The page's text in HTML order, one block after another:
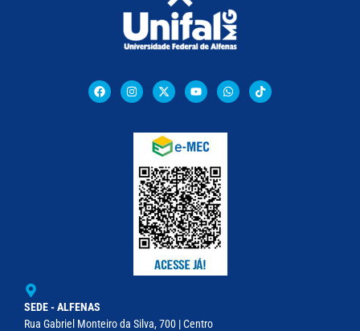
SEDE - ALFENAS
Rua Gabriel Monteiro da Silva, 700 | Centro